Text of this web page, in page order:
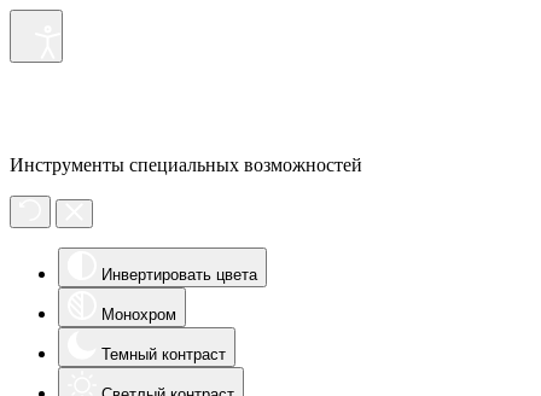
Инструменты специальных возможностей
Инвертировать цвета
Монохром
Темный контраст